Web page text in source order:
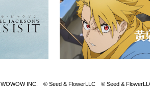
INC. © Seed & FlowerLLC © Seed &